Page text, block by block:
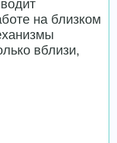
на близком
вблизи,